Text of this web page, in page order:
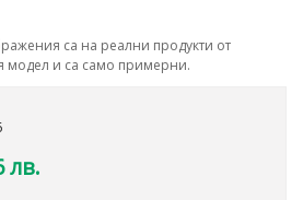
са на реални продукти от
модел и са само примерни.
лв.